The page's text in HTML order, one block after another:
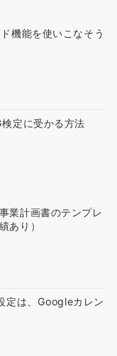
機能を使いこなそう
検定に受かる方法
業計画書のテンプレ
あり）
定は、Googleカレン